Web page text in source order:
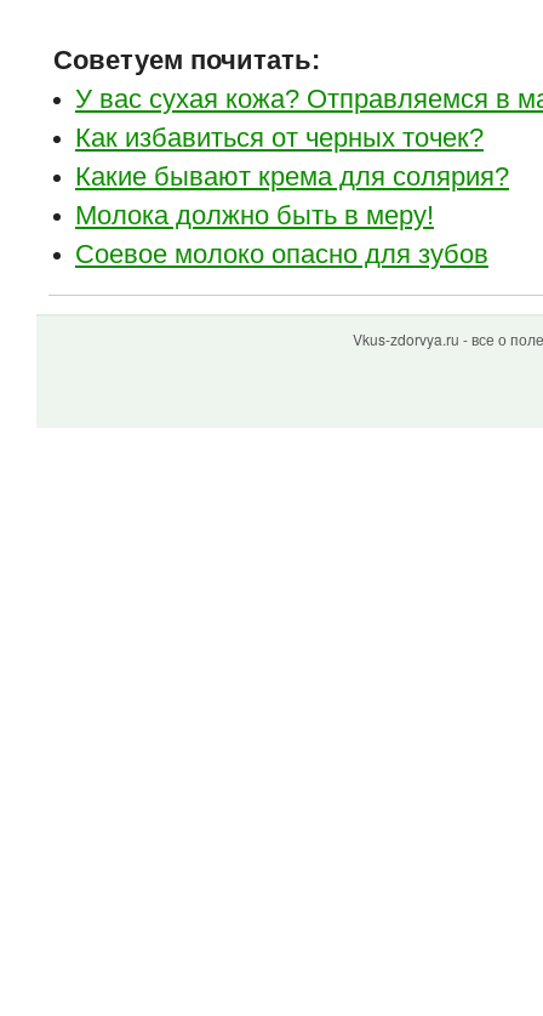
Советуем почитать:
У вас сухая кожа? Отправляемся в
Как избавиться от черных точек?
Какие бывают крема для солярия?
Молока должно быть в меру!
Соевое молоко опасно для зубов
Vkus-zdorvya.ru - все о